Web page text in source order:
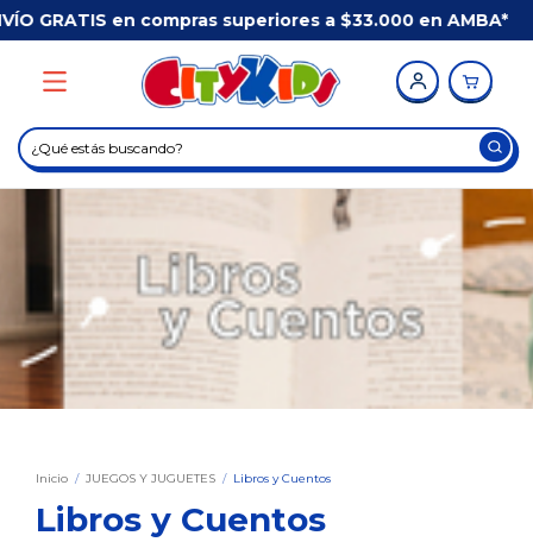
superiores a $33.000 en AMBA* / Comprá
Inicio / JUEGOS Y JUGUETES / Libros y Cuentos
Libros y Cuentos